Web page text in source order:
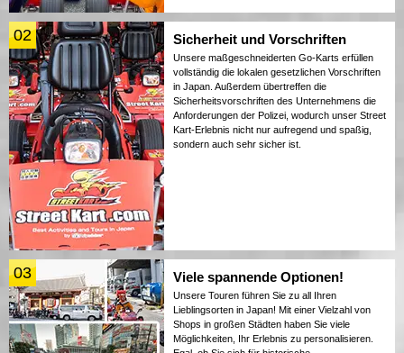
02 Sicherheit und Vorschriften
Unsere maßgeschneiderten Go-Karts erfüllen
vollständig die lokalen gesetzlichen Vorschriften
in Japan. Außerdem übertreffen die
Sicherheitsvorschriften des Unternehmens die
Anforderungen der Polizei, wodurch unser Street
Kart-Erlebnis nicht nur aufregend und spaßig,
sondern auch sehr sicher ist.
03 Viele spannende Optionen!
Unsere Touren führen Sie zu all Ihren
Lieblingsorten in Japan! Mit einer Vielzahl von
Shops in großen Städten haben Sie viele
Möglichkeiten, Ihr Erlebnis zu personalisieren.